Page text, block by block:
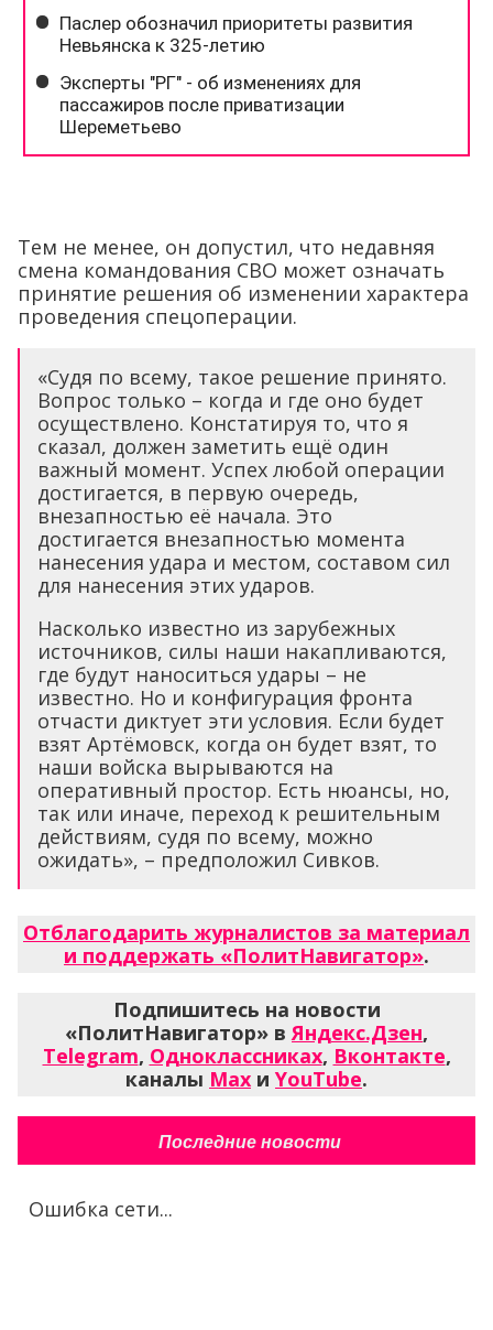
Тем не менее, он допустил, что недавняя
смена командования СВО может означать
принятие решения об изменении характера
проведения спецоперации.
«Судя по всему, такое решение принято.
Вопрос только – когда и где оно будет
осуществлено. Констатируя то, что я
сказал, должен заметить ещё один
важный момент. Успех любой операции
достигается, в первую очередь,
внезапностью её начала. Это
достигается внезапностью момента
нанесения удара и местом, составом сил
для нанесения этих ударов.
Насколько известно из зарубежных
источников, силы наши накапливаются,
где будут наноситься удары – не
известно. Но и конфигурация фронта
отчасти диктует эти условия. Если будет
взят Артёмовск, когда он будет взят, то
наши войска вырываются на
оперативный простор. Есть нюансы, но,
так или иначе, переход к решительным
действиям, судя по всему, можно
ожидать», – предположил Сивков.
Отблагодарить журналистов за материал
и поддержать «ПолитНавигатор».
Подпишитесь на новости
«ПолитНавигатор» вЯндекс.Дзен,
Telegram, Одноклассниках, Вконтакте,
каналы Max и YouTube.
Последние новости
Ошибка сети...